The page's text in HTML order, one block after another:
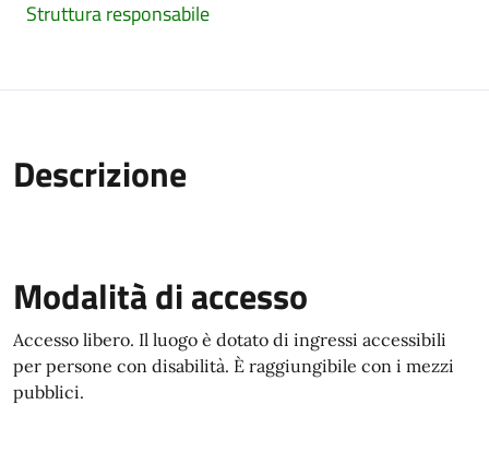
Struttura responsabile
Descrizione
Modalità di accesso
Accesso libero. Il luogo è dotato di ingressi accessibili
per persone con disabilità. È raggiungibile con i mezzi
pubblici.